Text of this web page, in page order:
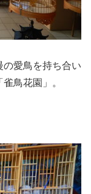
の愛鳥を持ち合い
鳥花園」。